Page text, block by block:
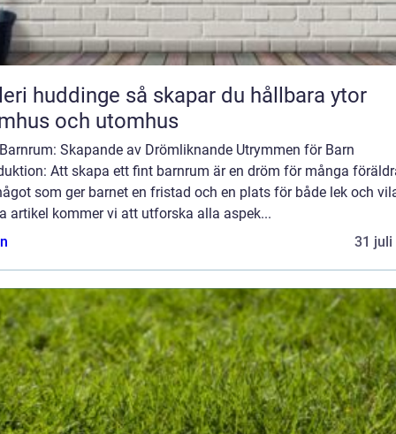
så skapar du hållbara ytor
och utomhus
Skapande av Drömliknande Utrymmen för Barn
Att skapa ett fint barnrum är en dröm för många
som ger barnet en fristad och en plats för både lek och
artikel kommer vi att utforska alla aspek...
31 juli